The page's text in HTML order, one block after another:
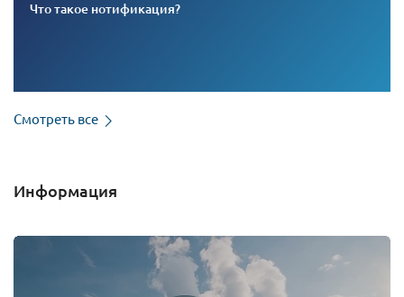
Что такое нотификация?
Смотреть все
Информация